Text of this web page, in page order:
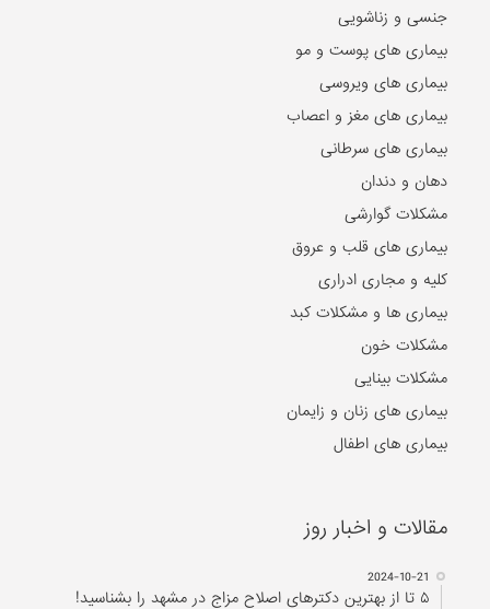
جنسی و زناشویی
بیماری های پوست و مو
بیماری های ویروسی
بیماری های مغز و اعصاب
بیماری های سرطانی
دهان و دندان
مشکلات گوارشی
بیماری های قلب و عروق
کلیه و مجاری ادراری
بیماری ها و مشکلات کبد
مشکلات خون
مشکلات بینایی
بیماری های زنان و زایمان
بیماری های اطفال
مقالات و اخبار روز
2024-10-21
۵ تا از بهترین دکتر‌های اصلاح مزاج در مشهد را بشناسید!